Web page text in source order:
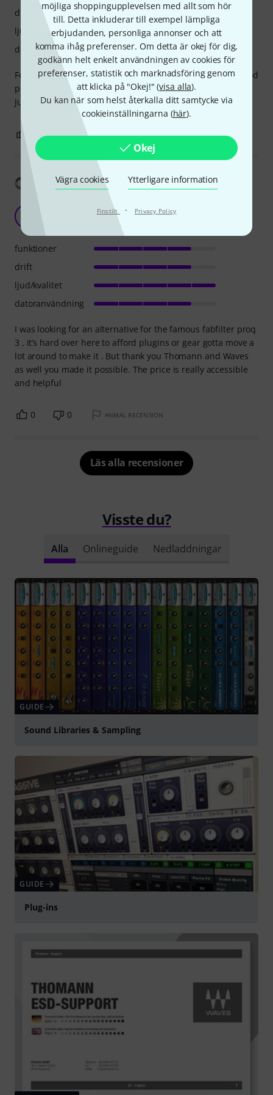
möjliga shoppingupplevelsen med allt som hör
till. Detta inkluderar till exempel lämpliga
erbjudanden, personliga annonser och att
komma ihåg preferenser. Om detta är okej för dig,
godkänn helt enkelt användningen av cookies för
preferenser, statistik och marknadsföring genom
att klicka på "Okej!" (visa alla).
Du kan när som helst återkalla ditt samtycke via
cookieinställningarna (här).
Okej
Vägra cookies Ytterligare information
Finstilt · Privacy Policy
For the 29 euros you cannot get something better. Very good
plugin.
Just give it a try!
drift
ljud/kvalitet
datoranvändning
0 ANMÄL RECENSION
Visa översättning
Sidechain feature in Fl Studio
SupaBeatz 10.07.2024
I was looking for an alternative for the famous fabfilter proq
3 , it’s hard over here to afford plugins or gear gotta move a
lot around to make it . But thank you Thomann and Waves
as well you made it possible. The price is really accessible
and helpful
funktioner
drift
ljud/kvalitet
datoranvändning
0 0 ANMÄL RECENSION
Läs alla recensioner
Visste du?
Alla Onlineguide Nedladdningar
GUIDE
Sound Libraries & Sampling
GUIDE
Plug-ins